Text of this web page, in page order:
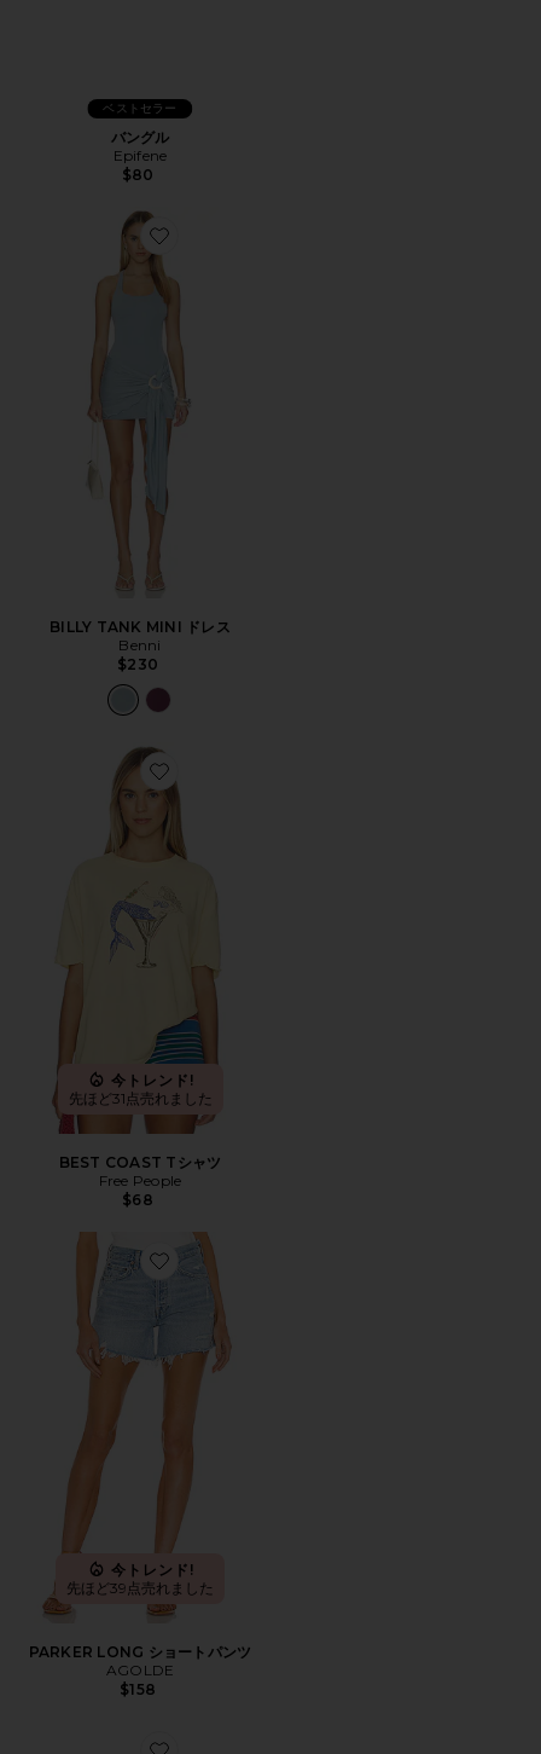
ベストセラー
バングル
Epifene
$80
Favorite BILLY TANK MINI ドレス
BILLY TANK MINI ドレス
Benni
$230
Favorite BEST COAST Tシャツ
今トレンド!
先ほど31点売れました
BEST COAST Tシャツ
Free People
$68
Favorite PARKER LONG ショートパンツ
今トレンド!
先ほど39点売れました
PARKER LONG ショートパンツ
AGOLDE
$158